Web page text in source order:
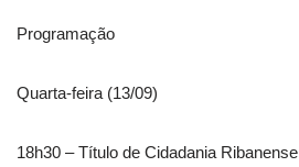
Programação
Quarta-feira (13/09)
18h30 – Título de Cidadania